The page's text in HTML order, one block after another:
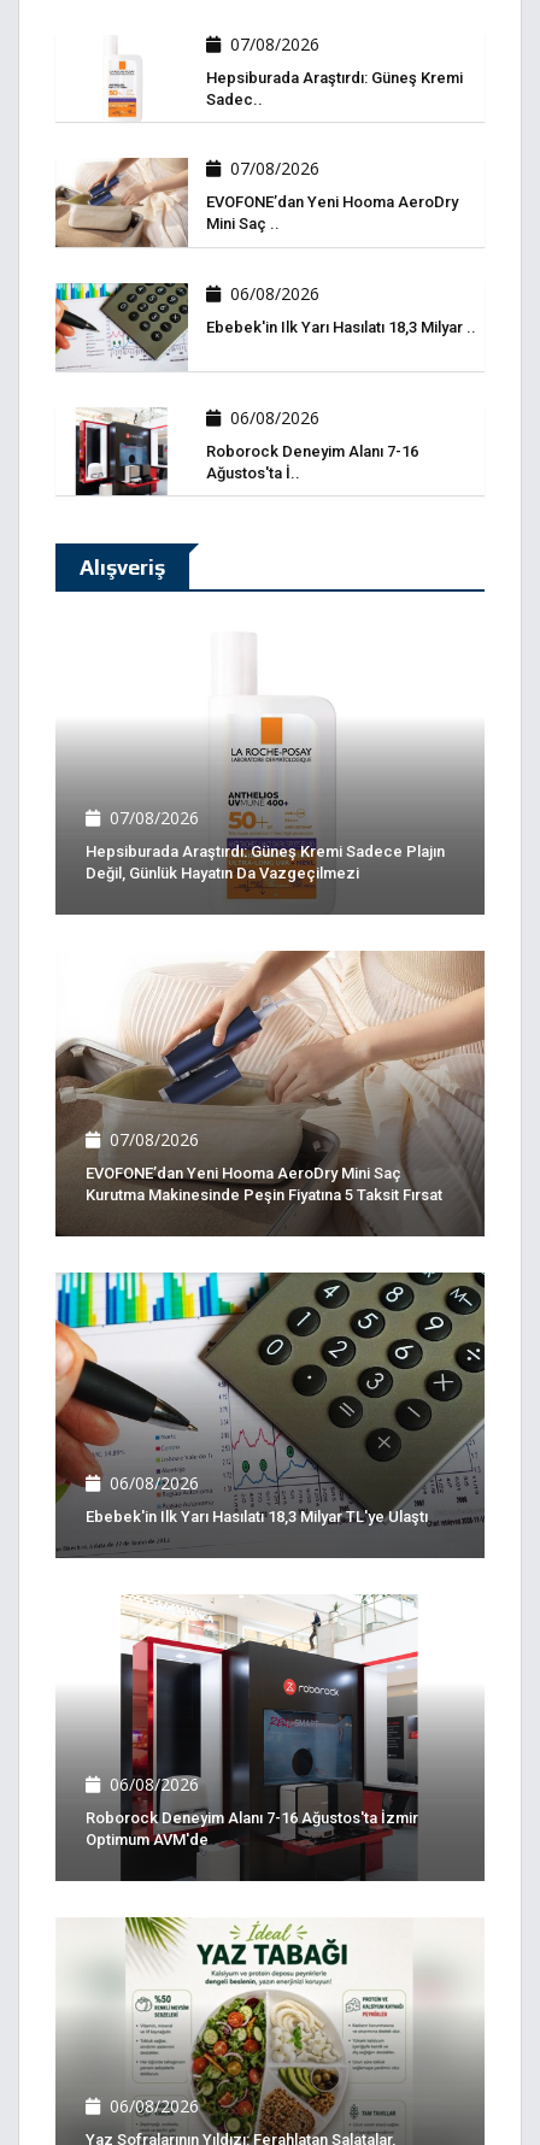
07/08/2026
Hepsiburada Araştırdı: Güneş Kremi
Sadec..
07/08/2026
EVOFONE’dan Yeni Hooma AeroDry
Mini Saç ..
06/08/2026
Ebebek'in Ilk Yarı Hasılatı 18,3 Milyar ..
06/08/2026
Roborock Deneyim Alanı 7-16
Ağustos'ta İ..
Alışveriş
07/08/2026
Hepsiburada Araştırdı: Güneş Kremi Sadece Plajın
Değil, Günlük Hayatın Da Vazgeçilmezi
07/08/2026
EVOFONE’dan Yeni Hooma AeroDry Mini Saç
Kurutma Makinesinde Peşin Fiyatına 5 Taksit Fırsat
06/08/2026
Ebebek'in Ilk Yarı Hasılatı 18,3 Milyar TL'ye Ulaştı
06/08/2026
Roborock Deneyim Alanı 7-16 Ağustos'ta İzmir
Optimum AVM'de
06/08/2026
Yaz Sofralarının Yıldızı: Ferahlatan Salatalar,